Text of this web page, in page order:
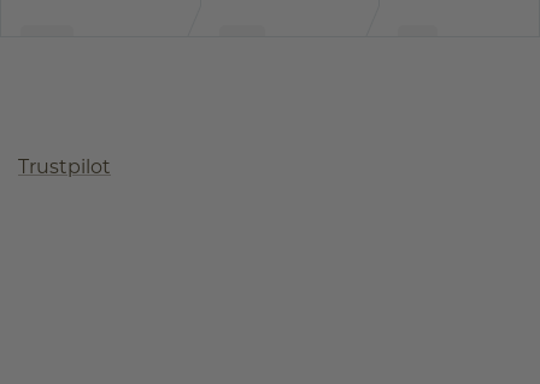
Trustpilot